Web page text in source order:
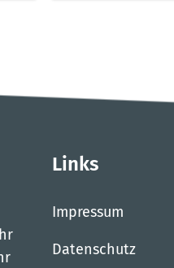
Uhr
Links
Impressum
Datenschutz